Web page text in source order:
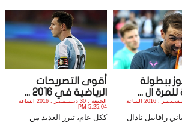
ببطولة
للمرة ال ...
السبت , 31 ديـسـمـبـر , 2016 الساعة
رافاييل نادال
أقوى التصريحات
الرياضية في 2016 ...
الجمعة , 30 ديـسـمـبـر , 2016 الساعة
5:25:04 PM
ككل عام، تبرز العديد من